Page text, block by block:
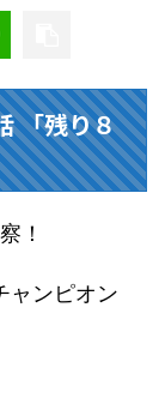
「残り８
！
ャンピオン